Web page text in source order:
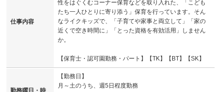
仕事内容
性をはぐくむコーナー保育などを取り入れた、「こども
たち一人ひとりに寄り添う」保育を行っています。そん
なライクキッズで、「子育てや家事と両立して」「家の
近くで空き時間に」「とった資格を有効活用」しません
か。
【保育士・認可園勤務・パート】【TK】【BT】【SK】
勤務曜日・時
【勤務日】
月～土のうち、週5日程度勤務